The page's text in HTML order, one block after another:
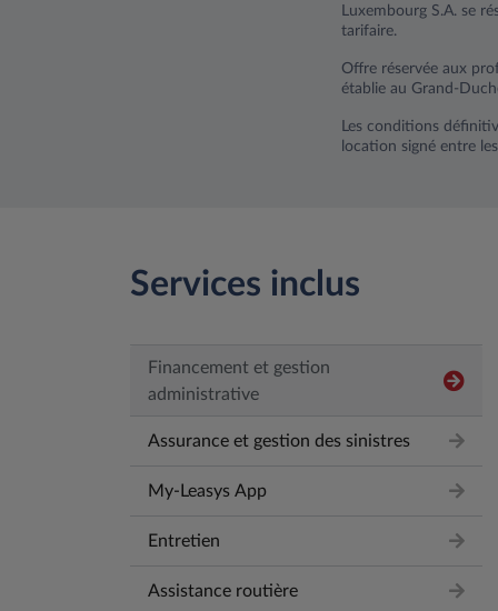
Luxembourg S.A. se
tarifaire.
Offre réservée aux
établie au Grand-
Les conditions
location signé entre
Services inclus
Financement et gestion
administrative
Assurance et gestion des sinistres
My-Leasys App
Entretien
Assistance routière